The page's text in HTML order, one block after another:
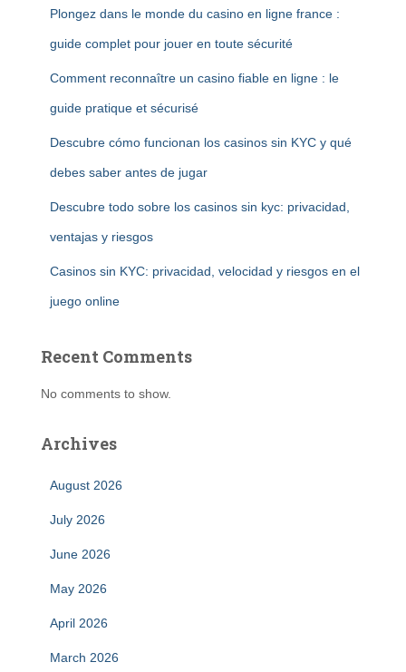
Plongez dans le monde du casino en ligne france :
guide complet pour jouer en toute sécurité
Comment reconnaître un casino fiable en ligne : le
guide pratique et sécurisé
Descubre cómo funcionan los casinos sin KYC y qué
debes saber antes de jugar
Descubre todo sobre los casinos sin kyc: privacidad,
ventajas y riesgos
Casinos sin KYC: privacidad, velocidad y riesgos en el
juego online
Recent Comments
No comments to show.
Archives
August 2026
July 2026
June 2026
May 2026
April 2026
March 2026